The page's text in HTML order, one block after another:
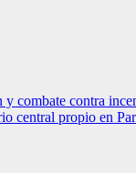
y combate contra
central propio en